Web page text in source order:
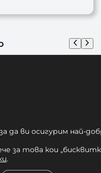
да ви осигурим най-
за това кои
.